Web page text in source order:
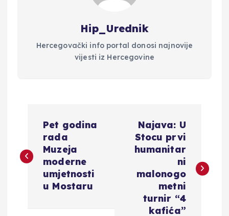
Hip_Urednik
Hercegovački info portal donosi najnovije
vijesti iz Hercegovine
v
Pet godina
rada
Muzeja
moderne
umjetnosti
u Mostaru
Najava: U
Stocu prvi
humanitar
ni
malonogo
metni
turnir “4
kafića”